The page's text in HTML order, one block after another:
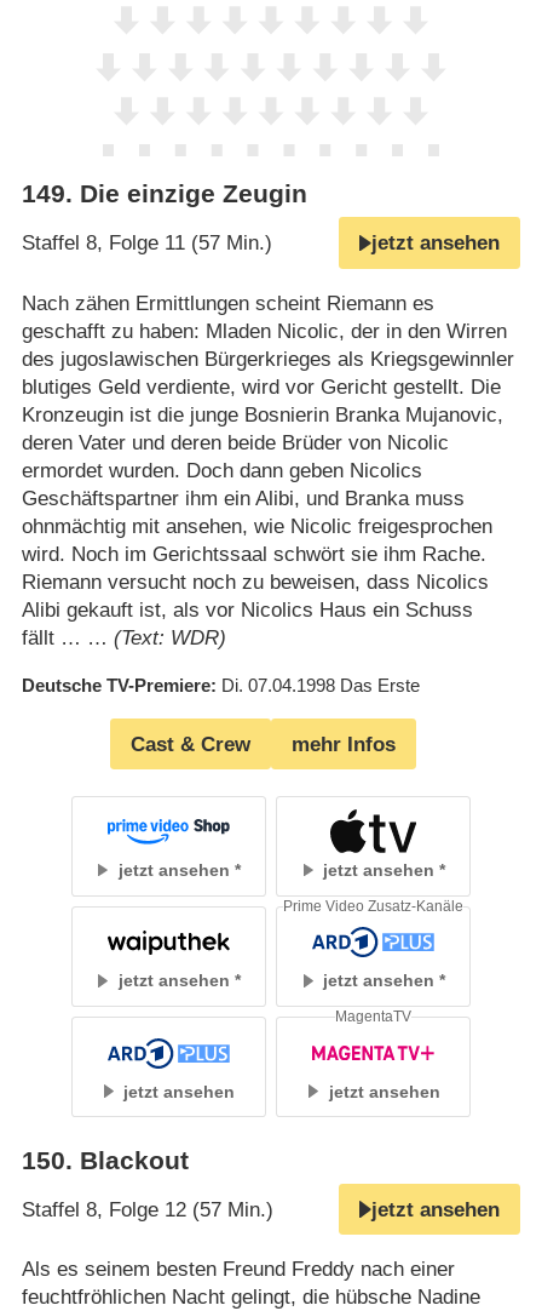
149. Die einzige Zeugin
Staffel 8, Folge 11 (57 Min.) jetzt ansehen
Nach zähen Ermittlungen scheint Riemann es
geschafft zu haben: Mladen Nicolic, der in den Wirren
des jugoslawischen Bürgerkrieges als Kriegsgewinnler
blutiges Geld verdiente, wird vor Gericht gestellt. Die
Kronzeugin ist die junge Bosnierin Branka Mujanovic,
deren Vater und deren beide Brüder von Nicolic
ermordet wurden. Doch dann geben Nicolics
Geschäftspartner ihm ein Alibi, und Branka muss
ohnmächtig mit ansehen, wie Nicolic freigesprochen
wird. Noch im Gerichtssaal schwört sie ihm Rache.
Riemann versucht noch zu beweisen, dass Nicolics
Alibi gekauft ist, als vor Nicolics Haus ein Schuss
fällt … … (Text: WDR)
Deutsche TV-Premiere Di. 07.04.1998 Das Erste
Cast & Crew mehr Infos
jetzt ansehen jetzt ansehen
jetzt ansehen jetzt ansehen
Prime Video Zusatz-Kanäle
jetzt ansehen jetzt ansehen
MagentaTV
150. Blackout
Staffel 8, Folge 12 (57 Min.) jetzt ansehen
Als es seinem besten Freund Freddy nach einer
feuchtfröhlichen Nacht gelingt, die hübsche Nadine